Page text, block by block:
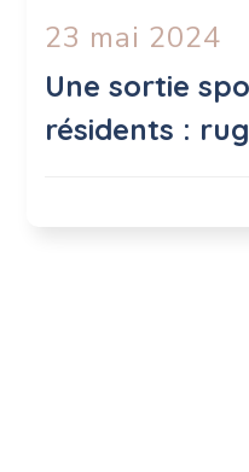
23 mai 2024
Une sortie
résidents :